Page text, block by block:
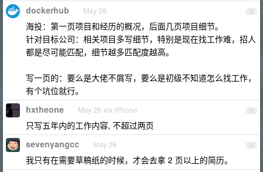
32
dockerhub May 26
海投：第一页项目和经历的概况，后面几页项目细节。
针对目标公司：相关项目多写细节，特别是现在找工作难，招人
都是尽可能匹配，细节越多匹配度越高。
写一页的：要么是大佬不屑写，要么是初级不知道怎么找工作，
有个坑位就行。
33
hxtheone May 26 via iPhone
只写五年内的工作内容, 不超过两页
34
sevenyangcc May 26
我只有在需要草稿纸的时候，才会去拿 2 页以上的简历。